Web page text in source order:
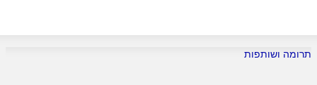
תרומה ושותפות